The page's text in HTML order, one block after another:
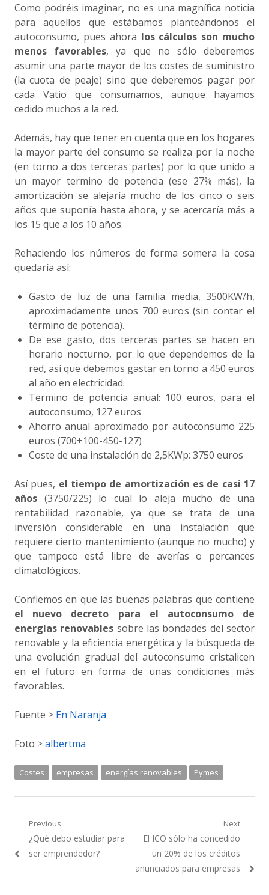
Como podréis imaginar, no es una magnífica noticia
para aquellos que estábamos planteándonos el
autoconsumo, pues ahora los cálculos son mucho
menos favorables, ya que no sólo deberemos
asumir una parte mayor de los costes de suministro
(la cuota de peaje) sino que deberemos pagar por
cada Vatio que consumamos, aunque hayamos
cedido muchos a la red.
Además, hay que tener en cuenta que en los hogares
la mayor parte del consumo se realiza por la noche
(en torno a dos terceras partes) por lo que unido a
un mayor termino de potencia (ese 27% más), la
amortización se alejaría mucho de los cinco o seis
años que suponía hasta ahora, y se acercaría más a
los 15 que a los 10 años.
Rehaciendo los números de forma somera la cosa
quedaría así:
Gasto de luz de una familia media, 3500KW/h,
aproximadamente unos 700 euros (sin contar el
término de potencia).
De ese gasto, dos terceras partes se hacen en
horario nocturno, por lo que dependemos de la
red, así que debemos gastar en torno a 450 euros
al año en electricidad.
Termino de potencia anual: 100 euros, para el
autoconsumo, 127 euros
Ahorro anual aproximado por autoconsumo 225
euros (700+100-450-127)
Coste de una instalación de 2,5KWp: 3750 euros
Así pues, el tiempo de amortización es de casi 17
años (3750/225) lo cual lo aleja mucho de una
rentabilidad razonable, ya que se trata de una
inversión considerable en una instalación que
requiere cierto mantenimiento (aunque no mucho) y
que tampoco está libre de averías o percances
climatológicos.
Confiemos en que las buenas palabras que contiene
el nuevo decreto para el autoconsumo de
energías renovables sobre las bondades del sector
renovable y la eficiencia energética y la búsqueda de
una evolución gradual del autoconsumo cristalicen
en el futuro en forma de unas condiciones más
favorables.
Fuente > En Naranja
Foto >albertma
Costes empresas energías renovables Pymes
Navegación
de
Previous
Previous
post:
¿Qué debo estudiar para
ser emprendedor?
Next
Next
post:
El ICO sólo ha concedido
un 20% de los créditos
anunciados para empresas